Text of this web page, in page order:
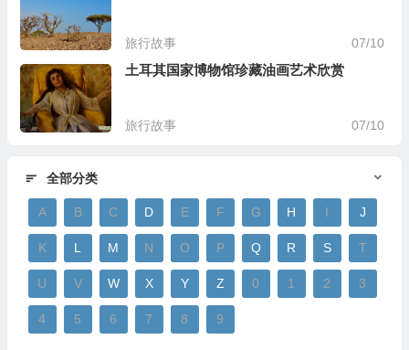
旅行故事 07/10
土耳其国家博物馆珍藏油画艺术欣赏
旅行故事 07/10
全部分类
A B C D E F G H I J
K L M N O P Q R S T
U V W X Y Z 0 1 2 3
4 5 6 7 8 9